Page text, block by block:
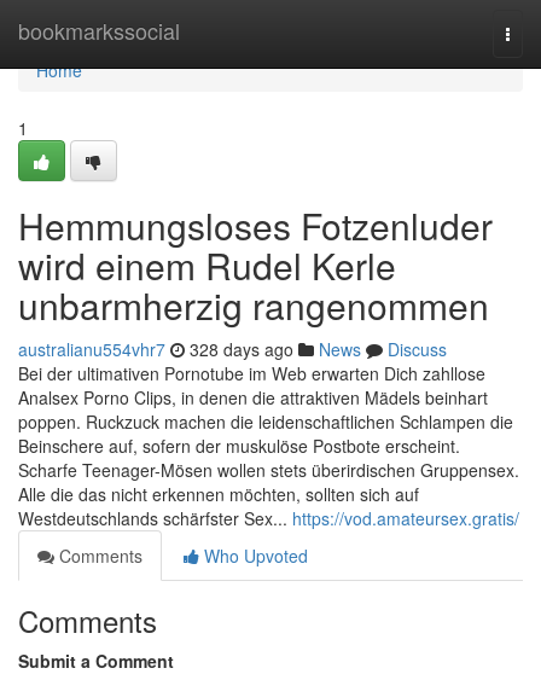
bookmarkssocial
Home
Home
1
Hemmungsloses Fotzenluder
wird einem Rudel Kerle
unbarmherzig rangenommen
australianu554vhr7 328 days ago News
Discuss
Bei der ultimativen Pornotube im Web erwarten Dich zahllose
Analsex Porno Clips, in denen die attraktiven Mädels beinhart
poppen. Ruckzuck machen die leidenschaftlichen Schlampen die
Beinschere auf, sofern der muskulöse Postbote erscheint.
Scharfe Teenager-Mösen wollen stets überirdischen Gruppensex.
Alle die das nicht erkennen möchten, sollten sich auf
Westdeutschlands schärfster Sex... https://vod.amateursex.gratis/
Comments
Who Upvoted
Comments
Submit a Comment